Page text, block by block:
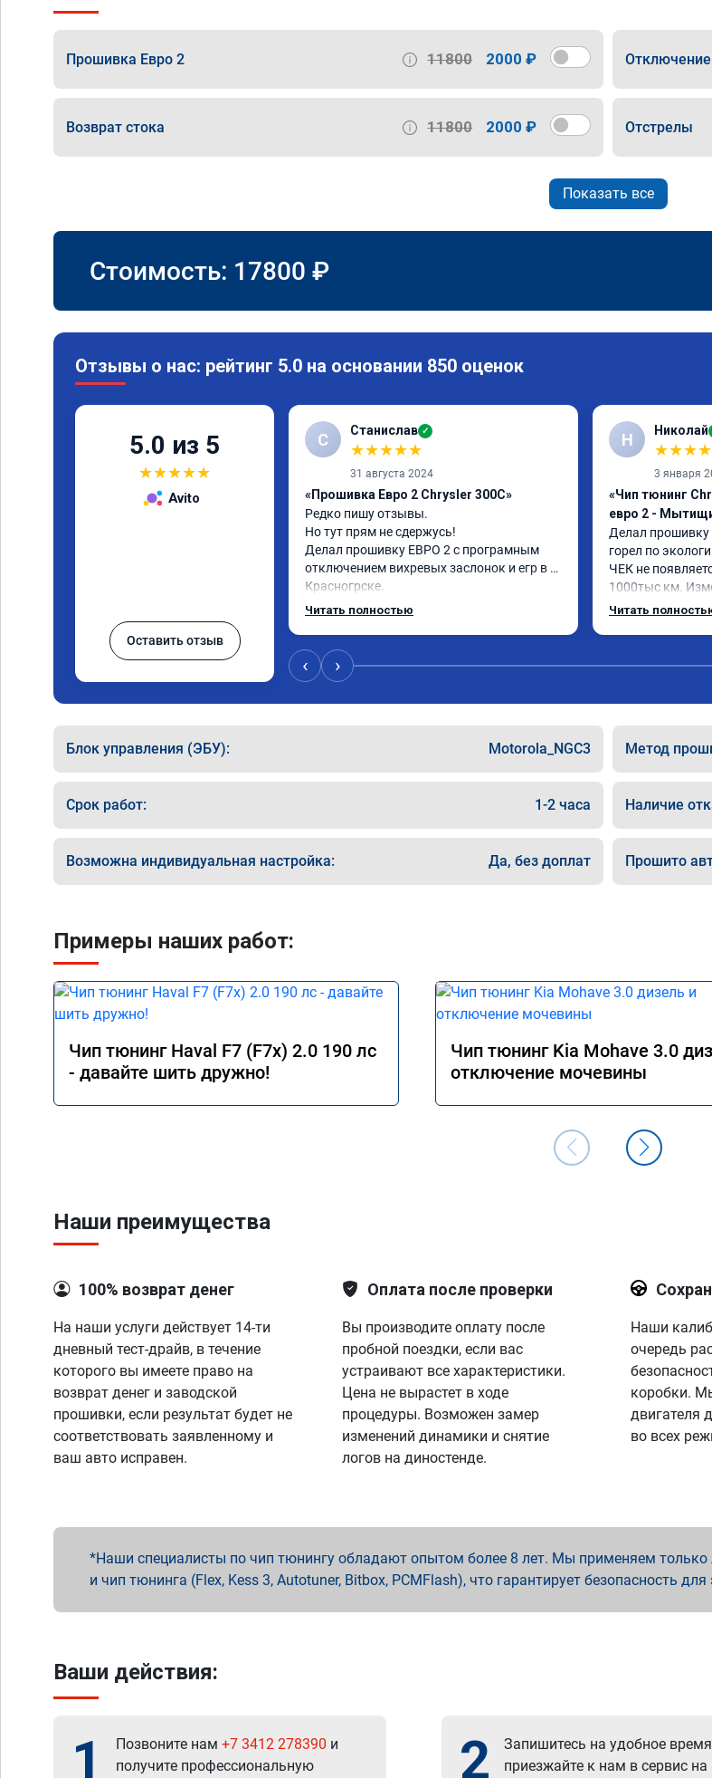
Прошивка Евро 2 11800 2000 ₽
Возврат стока 11800 2000 ₽ Отстрелы
Показать все
Стоимость: 17800 ₽
Отзывы о нас: рейтинг 5.0 на основании 850 оценок
5.0 из 5
★★★★★
Avito
Оставить отзыв
С Станислав ✓
★★★★★
31 августа 2024
«Прошивка Евро 2 Chrysler 300C»
Редко пишу отзывы.
Но тут прям не сдержусь!
Делал прошивку ЕВРО 2 с програмным
отключением вихревых заслонок и егр в
Красногрске.
Все прошло отлично,расход топлива
удаления вихревых заслонок в аварийном
режиме,но и до удаления их расход
Читать полностью
Н Николай
★★★★
3 января
«Чип тюнинг
евро 2 -
Делал прошивку
горел по
ЧЕК не
1000тыс км.
родную
Читать
‹ ›
Блок управления (ЭБУ): Motorola_NGC3 Метод
Срок работ: 1-2 часа Наличие
Возможна индивидуальная настройка: Да, без доплат Прошито
Примеры наших работ:
Чип тюнинг Haval F7 (F7x) 2.0 190 лс
- давайте шить дружно!
Чип тюнинг Kia Mohave 3.0
отключение мочевины
Наши преимущества
100% возврат денег
На наши услуги действует 14-ти
дневный тест-драйв, в течение
которого вы имеете право на
возврат денег и заводской
прошивки, если результат будет не
соответствовать заявленному и
ваш авто исправен.
Оплата после проверки
Вы производите оплату после
пробной поездки, если вас
устраивают все характеристики.
Цена не вырастет в ходе
процедуры. Возможен замер
изменений динамики и снятие
логов на диностенде.
Наши
очередь
коробки.
двигателя
во всех
Наши специалисты по чип тюнингу обладают опытом более 8 лет. Мы применяем только
и чип тюнинга (Flex, Kess 3, Autotuner, Bitbox, PCMFlash), что гарантирует безопасность
Ваши действия:
1 Позвоните нам +7 3412 278390 и
получите профессиональную
2
Запишитесь на удобное
приезжайте к нам в сервис на